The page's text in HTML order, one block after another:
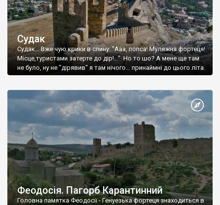
Судак
Судак... Вже чую крики в спину: "Ааа, попса! Муляжна фортеця!
Місце,туристами затерте до дір!..." Но то шо? А мене ще там
не було, ну не "дірявив" я там нічого... принаймні до цього літа.
Феодосія. Пагорб Карантинний
Головна памятка Феодосії - Генуезька фортеця знаходиться в